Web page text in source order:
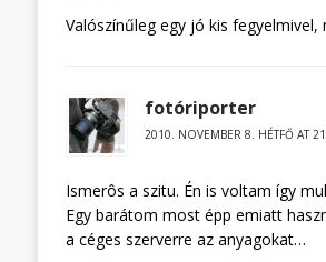
Valószínűleg egy jó kis
fotóriporter
2010. NOVEMBER 8. HÉTFŐ AT
Ismerôs a szitu. Én is voltam így
Egy barátom most épp emiatt
a céges szerverre az anyagokat…